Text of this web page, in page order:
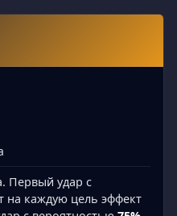
Первый удар с
на каждую цель эффект